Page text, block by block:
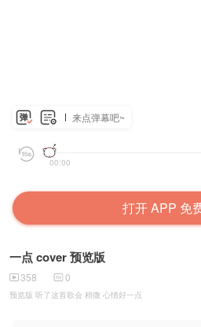
来点弹幕吧~
00:00
打开 APP 免
一点 cover 预览版
358 0
预览版 听了这首歌会 稍微 心情好一点